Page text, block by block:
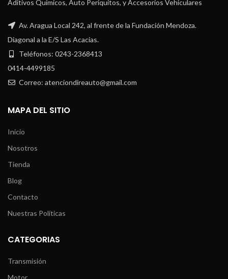
Aditivos Químicos, Auto Periquitos, y Accesorios Vehiculares
Av. Aragua Local 242, al frente de la Fundación Mendoza.
Diagonal a la E/S Las Acacias.
Teléfonos: 0243-2368413
0414-4499185
Correo: atenciondireauto@gmail.com
MAPA DEL SITIO
Inicio
Nosotros
Tienda
Blog
Contacto
Nuestras Políticas
CATEGORIAS
Transmisión
Motor